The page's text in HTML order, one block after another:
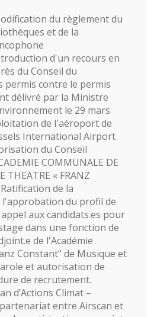
du règlement du
et de la
d'un recours en
du Conseil du
permis contre le permis
délivré par la Ministre
le 29 mars
de l'aéroport de
International Airport
du Conseil
COMMUNALE DE
THEATRE « FRANZ
de la
l'approbation du profil de
aux candidats.es pour
dans une fonction de
de l'Académie
Constant" de Musique et
et autorisation de
de recrutement.
d’Actions Climat –
entre Airscan et